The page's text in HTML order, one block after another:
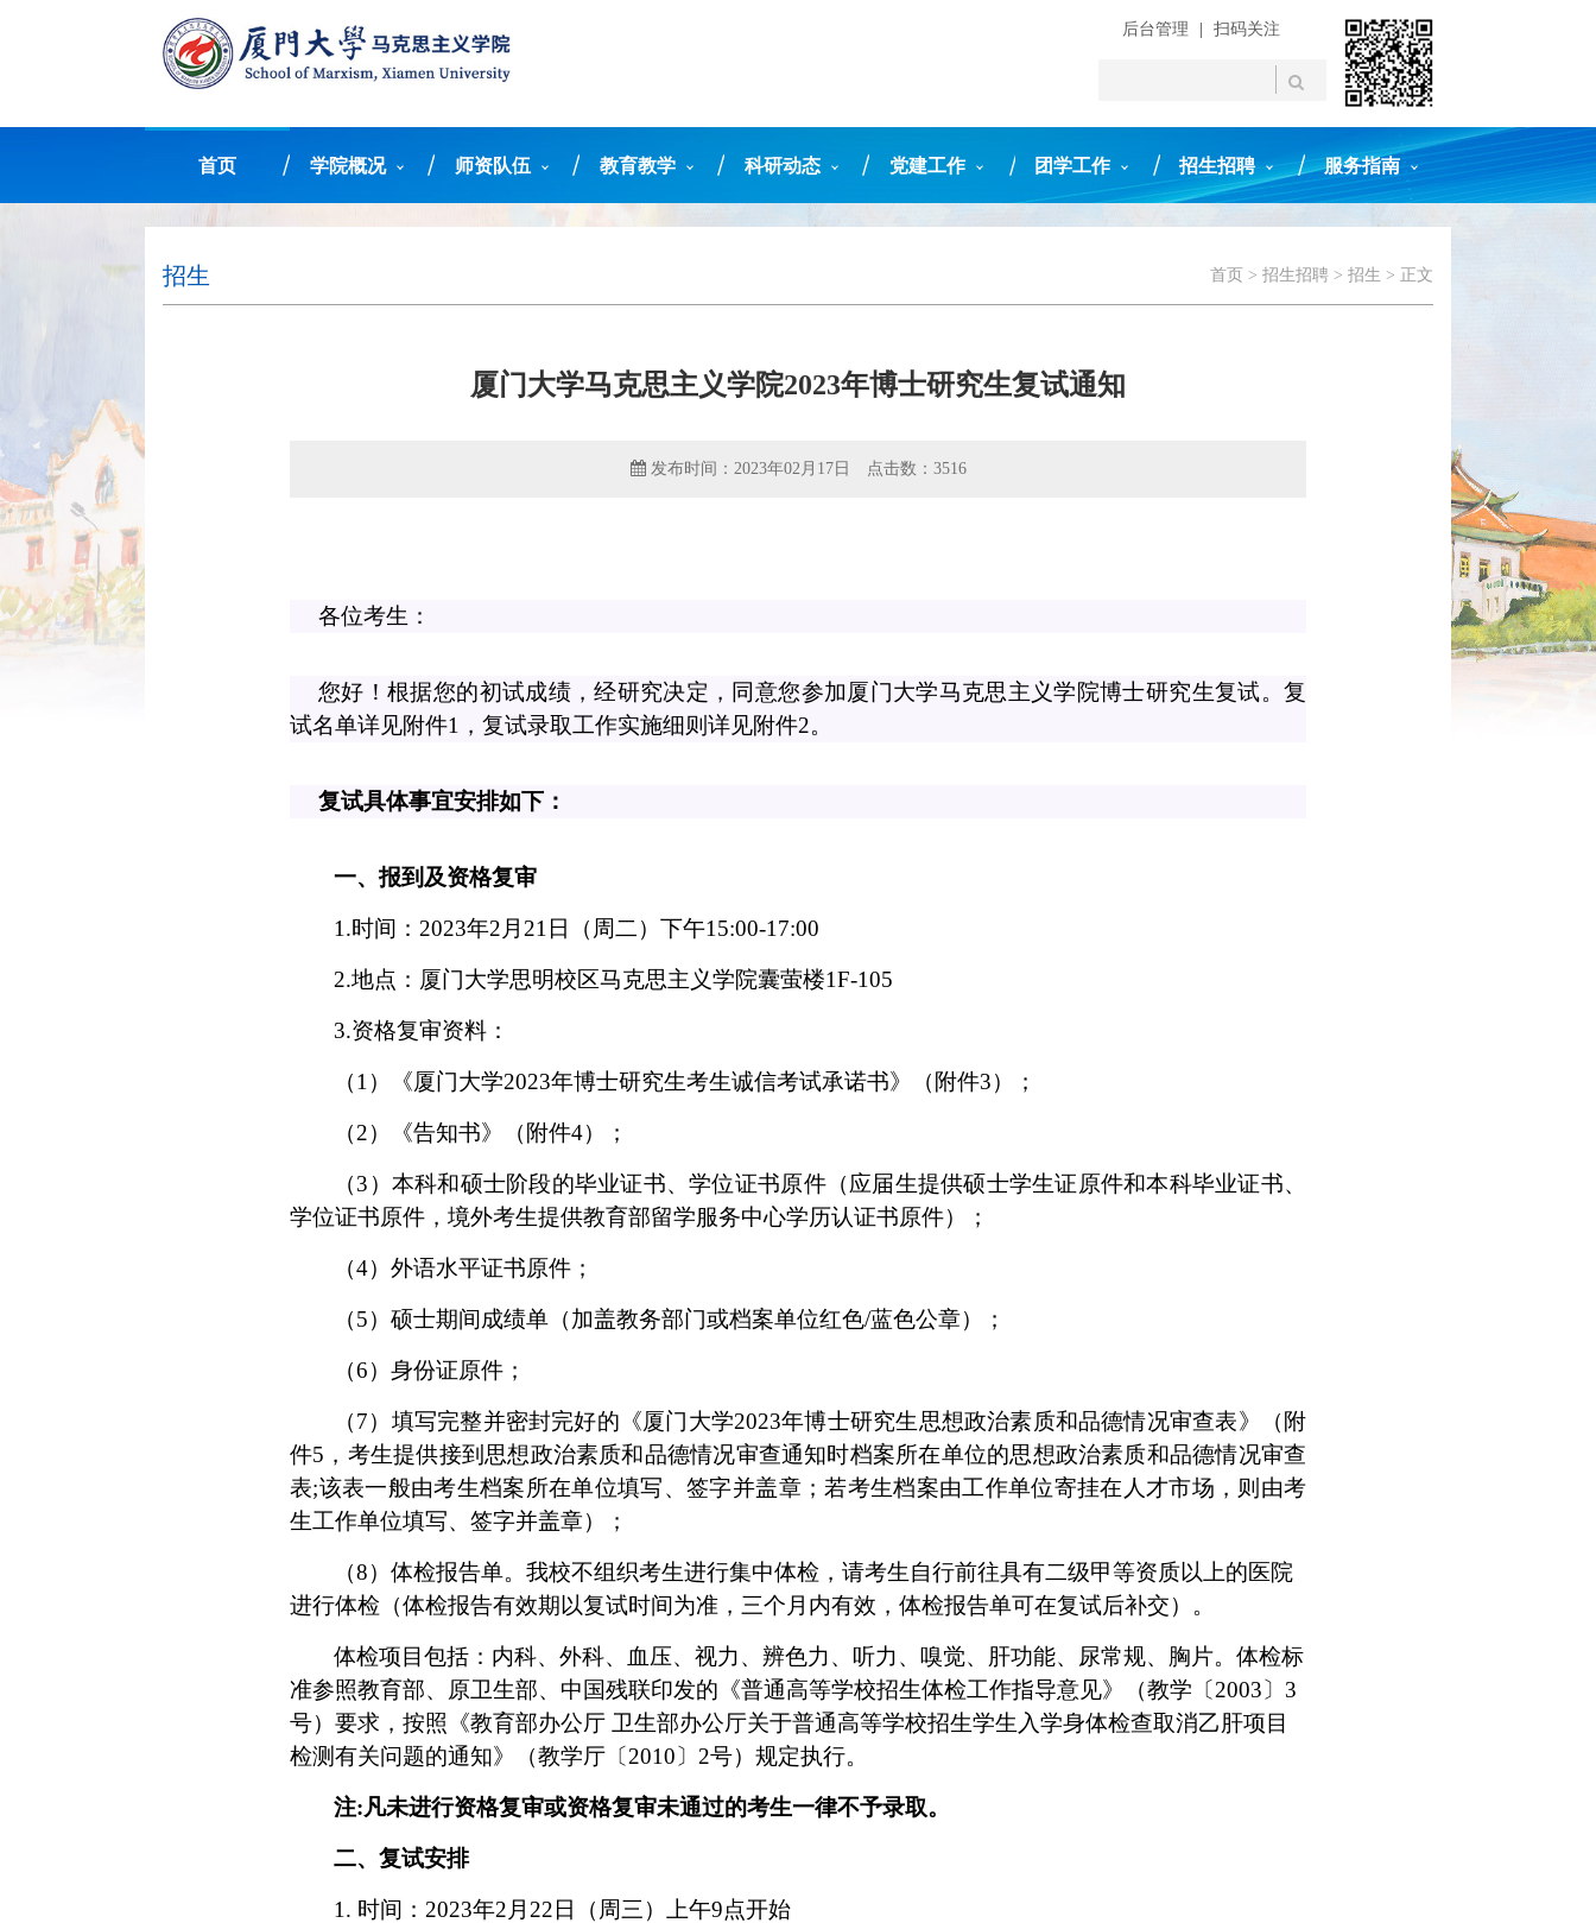
后台管理 扫码关注
首页 学院概况 师资队伍 教育教学 科研动态 党建工作 团学工作 招生招聘 服务指南
招生 首页 > 招生招聘 > 招生 > 正文
厦门大学马克思主义学院2023年博士研究生复试通知
发布时间：2023年02月17日 点击数： 3516
各位考生：
您好！根据您的初试成绩，经研究决定，同意您参加厦门大学马克思主义学院博士研究生复试。复
试名单详见附件1 ，复试录取工作实施细则详见附件2。
复试具体事宜安排如下：
一、报到及资格复审
1.时间： 2023年2 月 21 日（周二）下午15:00-17:00
2.地点：厦门大学思明校区马克思主义学院囊萤楼1F-105
3.资格复审资料：
（1 ）《厦门大学2023年博士研究生考生诚信考试承诺书》（附件3）；
（2）《告知书》（附件4）；
（3 ）本科和硕士阶段的毕业证书、学位证书原件（应届生提供硕士学生证原件和本科毕业证书、
学位证书原件， 境外考生提供教育部留学服务中心学历认证书原件）；
（4）外语水平证书原件；
（5） 硕士期间成绩单（加盖教务部门或档案单位红色/蓝色公章）；
（6）身份证原件；
（7）填写完整并密封完好的《厦门大学2023年博士研究生思想政治素质和品德情况审查表》（附
件5 ，考生提供接到思想政治素质和品德情况审查通知时档案所在单位的思想政治素质和品德情况审查
表;该表一般由考生档案所在单位填写、签字并盖章；若考生档案由工作单位寄挂在人才市场，则由考
生工作单位填写、签字并盖章）；
（8）体检报告单。我校不组织考生进行集中体检，请考生自行前往具有二级甲等资质以上的医院
进行体检（体检报告有效期以复试时间为准，三个月内有效，体检报告单可在复试后补交）。
体检项目包括：内科、外科、血压、视力、辨色力、听力、嗅觉、肝功能、尿常规、胸片。体检标
准参照教育部、原卫生部、中国残联印发的《普通高等学校招生体检工作指导意见》（教学〔 2003 〕 3
号）要求，按照《教育部办公厅 卫生部办公厅关于普通高等学校招生学生入学身体检查取消乙肝项目
检测有关问题的通知》（教学厅〔 2010 〕 2号）规定执行。
注:凡未进行资格复审或资格复审未通过的考生一律不予录取。
二、复试安排
1. 时间： 2023年2 月 22 日（周三）上午9点开始